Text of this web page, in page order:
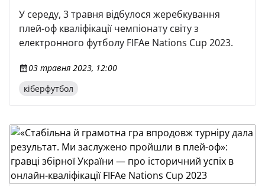
FIFAe Nations Cup 2023
У середу, 3 травня відбулося жеребкування
плей-оф кваліфікації чемпіонату світу з
електронного футболу FIFAe Nations Cup 2023.
03 травня 2023, 12:00
кіберфутбол